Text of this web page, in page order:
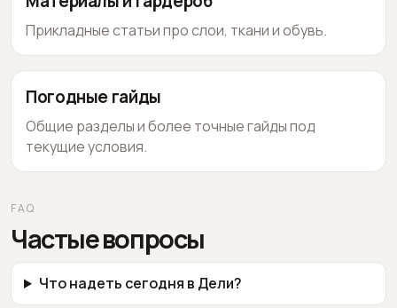
Прикладные статьи про слои, ткани и обувь.
Погодные гайды
Общие разделы и более точные гайды под
текущие условия.
FAQ
Частые вопросы
Что надеть сегодня в Дели?